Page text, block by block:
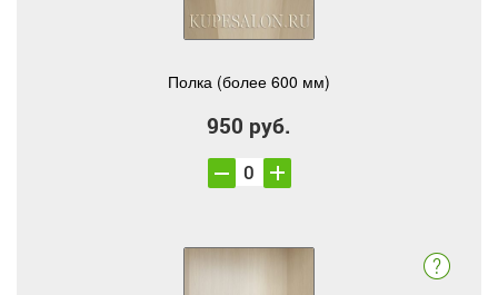
Полка (более 600 мм)
950 руб.